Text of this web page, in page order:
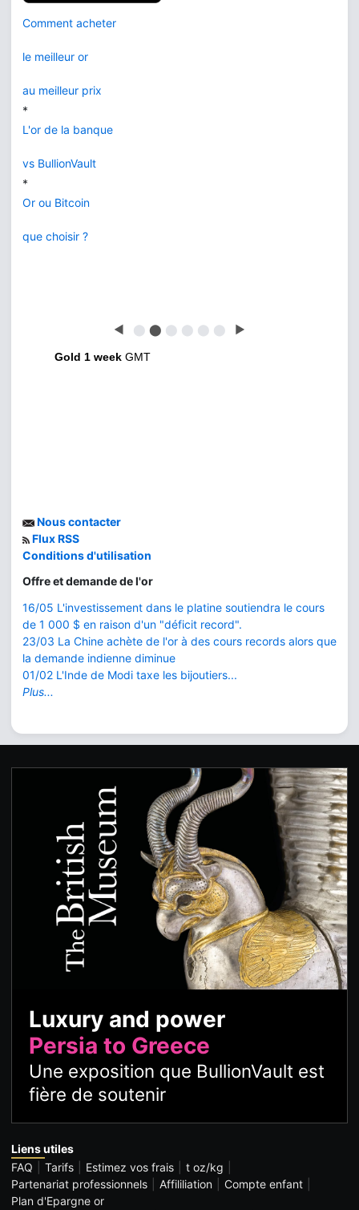
Comment acheter
le meilleur or
au meilleur prix
*
L'or de la banque
vs BullionVault
*
Or ou Bitcoin
que choisir ?
◀ ⬤ ⬤ ⬤ ⬤ ⬤ ⬤ ▶
Gold 1 week GMT
Nous contacter
Flux RSS
Conditions d'utilisation
Offre et demande de l'or
16/05 L'investissement dans le platine soutiendra le cours
de 1 000 $ en raison d'un "déficit record".
23/03 La Chine achète de l'or à des cours records alors que
la demande indienne diminue
01/02 L'Inde de Modi taxe les bijoutiers...
Plus...
Luxury and power
Persia to Greece
Une exposition que BullionVault est
fière de soutenir
Liens utiles
FAQ
Tarifs Estimez vos frais
t oz/kg
Partenariat professionnels
Affililiation
Compte enfant
Plan d'Epargne or